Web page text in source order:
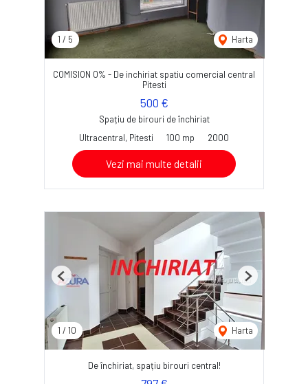
1 / 5 Harta
COMISION 0% - De inchiriat spatiu comercial central
Pitesti
500 €
Spațiu de birouri de închiriat
Ultracentral, Pitesti
100 mp 2000
Vezi mai multe detalii
1 / 10 Harta
Previous Next
De închiriat, spațiu birouri central!